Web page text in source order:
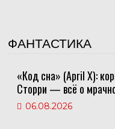
ФАНТАСТИКА
«Код сна» (April X):
Сторри — всё о
06.08.2026